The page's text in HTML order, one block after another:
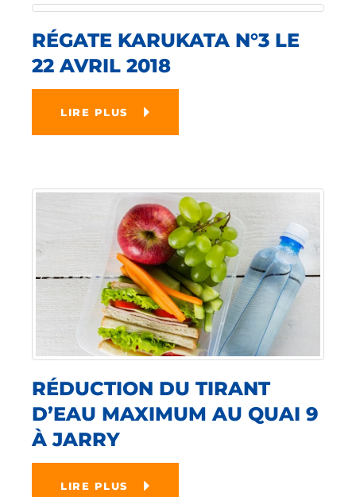
RÉGATE KARUKATA N°3 LE
22 AVRIL 2018
LIRE PLUS
RÉDUCTION DU TIRANT
D’EAU MAXIMUM AU QUAI 9
À JARRY
LIRE PLUS